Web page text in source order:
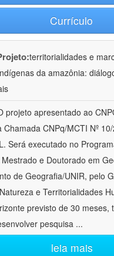
Currículo
territorialidades e
da amazônia:
projeto apresentado ao
Chamada CNPq/MCTI Nº
Será executado no
e Doutorado em
de Geografia/UNIR, pelo
e Territorialidades
previsto de 30 meses,
pesquisa ...
leia mais